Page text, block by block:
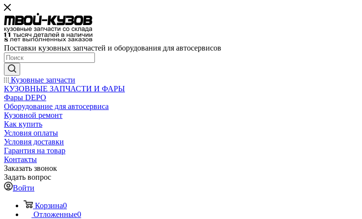
Поставки кузовных запчастей и оборудования для автосервисов
Кузовные запчасти
КУЗОВНЫЕ ЗАПЧАСТИ И ФАРЫ
Фары DEPO
Оборудование для автосервиса
Кузовной ремонт
Как купить
Условия оплаты
Условия доставки
Гарантия на товар
Контакты
Заказать звонок
Задать вопрос
Войти
Корзина0
Отложенные0